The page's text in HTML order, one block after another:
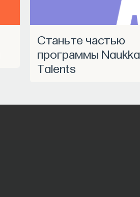
Станьте частью
программы Naukka
Talents